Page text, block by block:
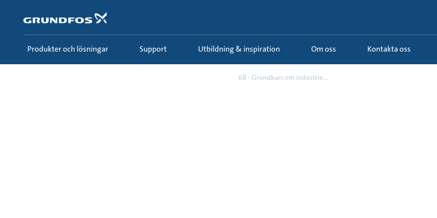
huvudinnehållet
Produkter och lösningar Support Utbildning & inspiration Om oss Kontakta oss
68 - Grundkurs om industrie...